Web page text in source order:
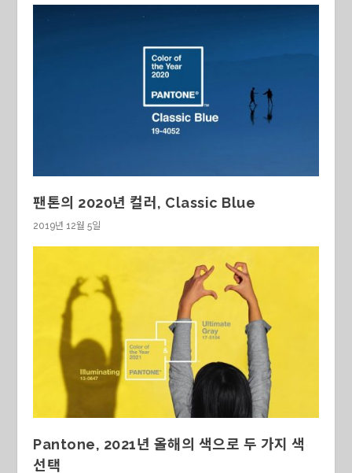
팬톤의 2020년 컬러, Classic Blue
2019년 12월 5일
Pantone, 2021년 올해의 색으로 두 가지 색
선택